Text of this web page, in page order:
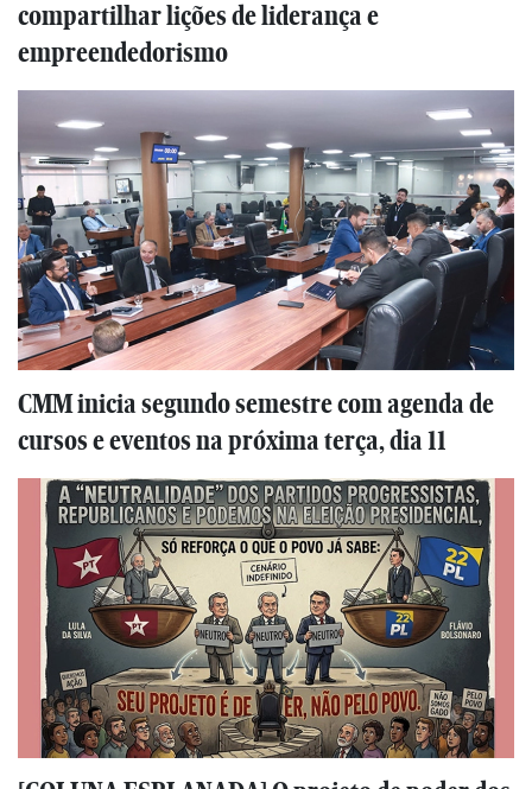
compartilhar lições de liderança e
empreendedorismo
CMM inicia segundo semestre com agenda de
cursos e eventos na próxima terça, dia 11